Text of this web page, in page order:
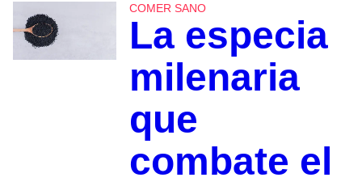
COMER SANO
La especia
milenaria
que
combate el